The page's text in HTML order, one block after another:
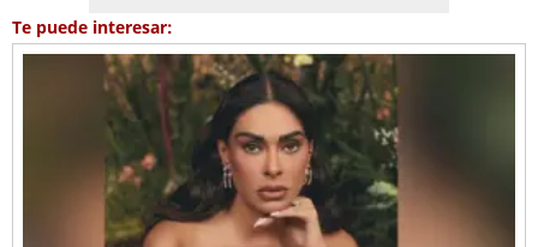
Te puede interesar: